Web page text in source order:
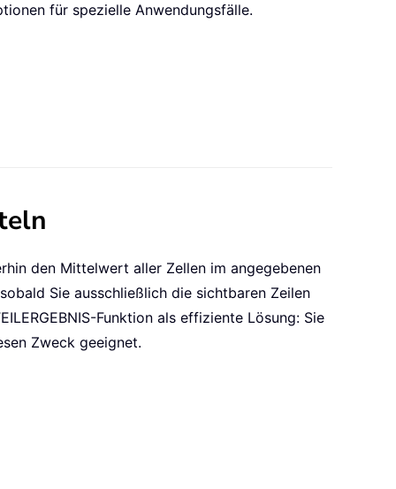
für spezielle Anwendungsfälle.
den Mittelwert aller Zellen im angegebenen
Sie ausschließlich die sichtbaren Zeilen
Funktion als effiziente Lösung: Sie
Zweck geeignet.